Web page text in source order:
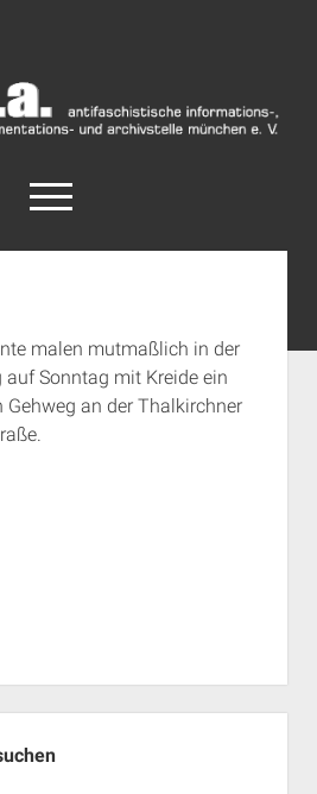
open
menu
rss info@aida-archiv.de
Aktuelles
Termine
open
dropdown
Termine im Süden
Chronologie
malen mutmaßlich in der
Sonntag mit Kreide ein
Gehweg an der Thalkirchner